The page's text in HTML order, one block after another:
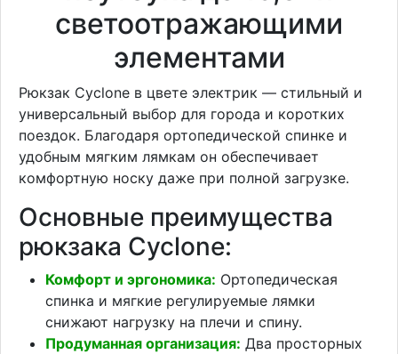
светоотражающими
элементами
Рюкзак Cyclone в цвете электрик — стильный и
универсальный выбор для города и коротких
поездок. Благодаря ортопедической спинке и
удобным мягким лямкам он обеспечивает
комфортную носку даже при полной загрузке.
Основные преимущества
рюкзака Cyclone:
Комфорт и эргономика: Ортопедическая
спинка и мягкие регулируемые лямки
снижают нагрузку на плечи и спину.
Продуманная организация: Два просторных